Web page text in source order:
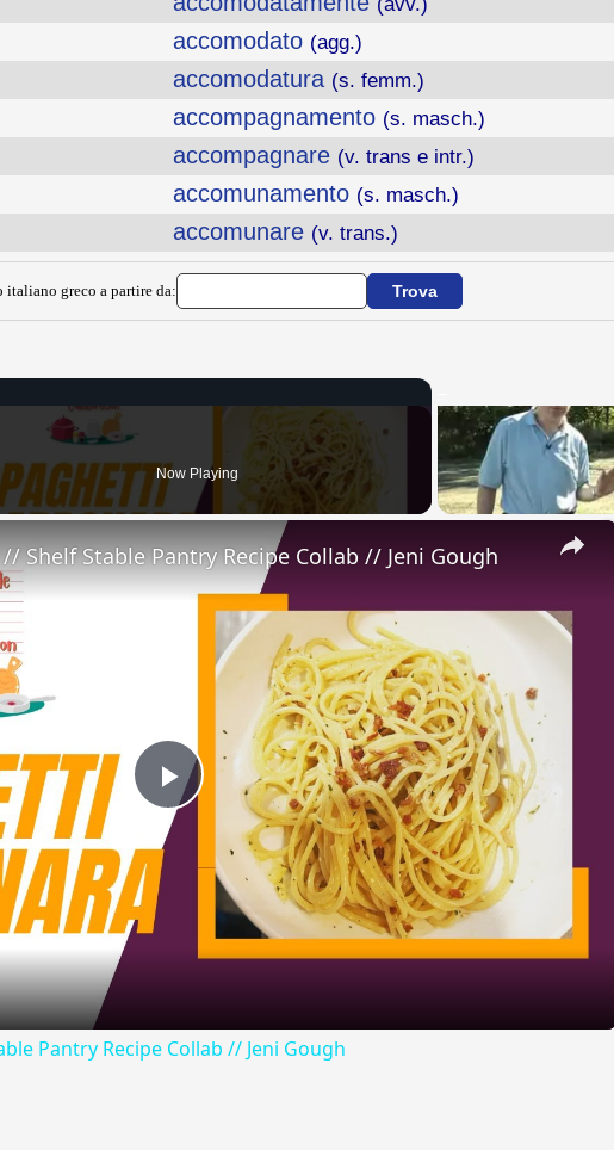
accomodato (agg.)
accomodatura (s. femm.)
accompagnamento (s. masch.)
accompagnare (v. trans e intr.)
accomunamento (s. masch.)
accomunare (v. trans.)
greco a partire da:
Now Playing
×
Play
Video
Shelf Stable Pantry Recipe Collab // Jeni Gough
Pantry Recipe Collab // Jeni Gough